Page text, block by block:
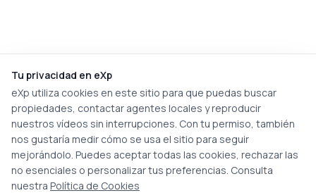
Tu privacidad en eXp
eXp utiliza cookies en este sitio para que puedas buscar
propiedades, contactar agentes locales y reproducir
nuestros vídeos sin interrupciones. Con tu permiso, también
nos gustaría medir cómo se usa el sitio para seguir
mejorándolo. Puedes aceptar todas las cookies, rechazar las
no esenciales o personalizar tus preferencias. Consulta
nuestra Política de Cookies